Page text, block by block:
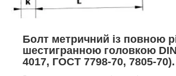
Болт метричний із повною
шестигранною головкою
4017, ГОСТ 7798-70, 7805-70).